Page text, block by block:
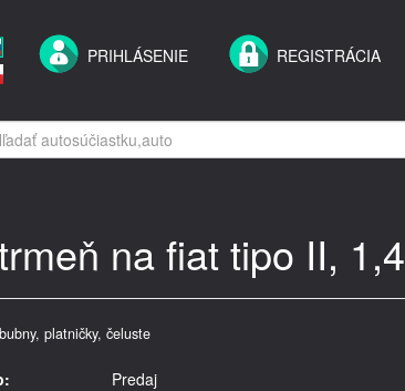
PRIHLÁSENIE REGISTRÁCIA
na fiat tipo II, 1,4
platničky, čeluste
Predaj